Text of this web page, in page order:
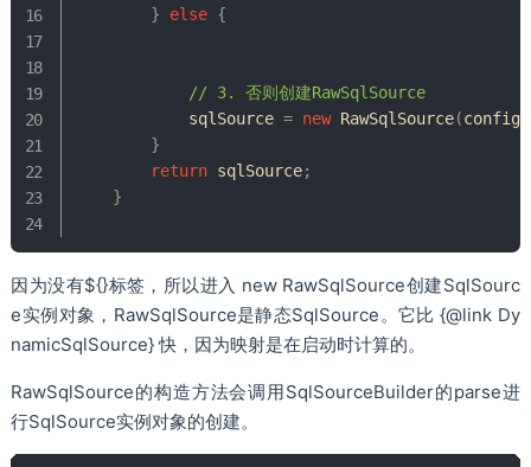
}
else {
// 3. 否则创建RawSqlSource
            sqlSource
= new RawSqlSource(
}
return sqlSource;
}
因为没有${}标签，所以进入 new RawSqlSource创建SqlSourc
e实例对象，RawSqlSource是静态SqlSource。它比 {@link Dy
namicSqlSource} 快，因为映射是在启动时计算的。
RawSqlSource的构造方法会调用SqlSourceBuilder的parse进
行SqlSource实例对象的创建。